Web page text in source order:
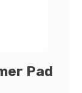
Pad